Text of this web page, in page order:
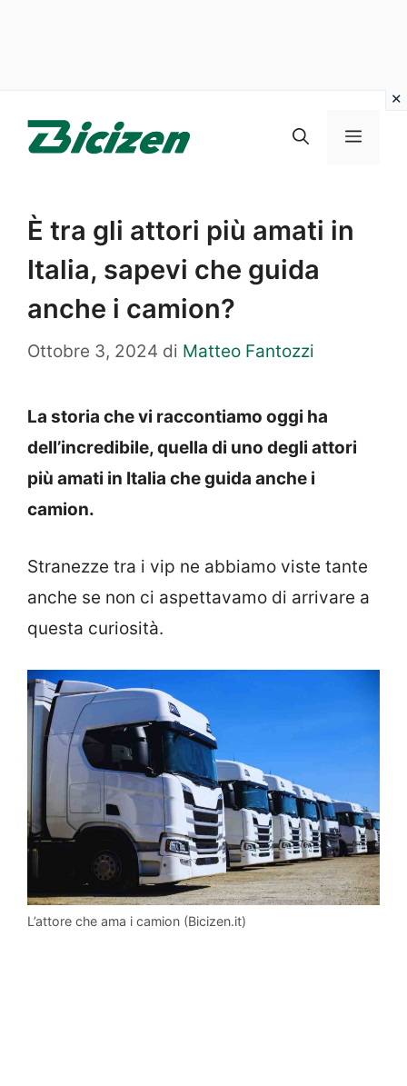
Menu
È tra gli attori più amati in
Italia, sapevi che guida
anche i camion?
Ottobre 3, 2024 di Matteo Fantozzi
La storia che vi raccontiamo oggi ha
dell’incredibile, quella di uno degli attori
più amati in Italia che guida anche i
camion.
Stranezze tra i vip ne abbiamo viste tante
anche se non ci aspettavamo di arrivare a
questa curiosità.
L’attore che ama i camion (Bicizen.it)